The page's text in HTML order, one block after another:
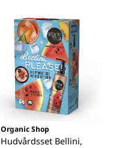
Organic Shop
Hudvårdsset Bellini,